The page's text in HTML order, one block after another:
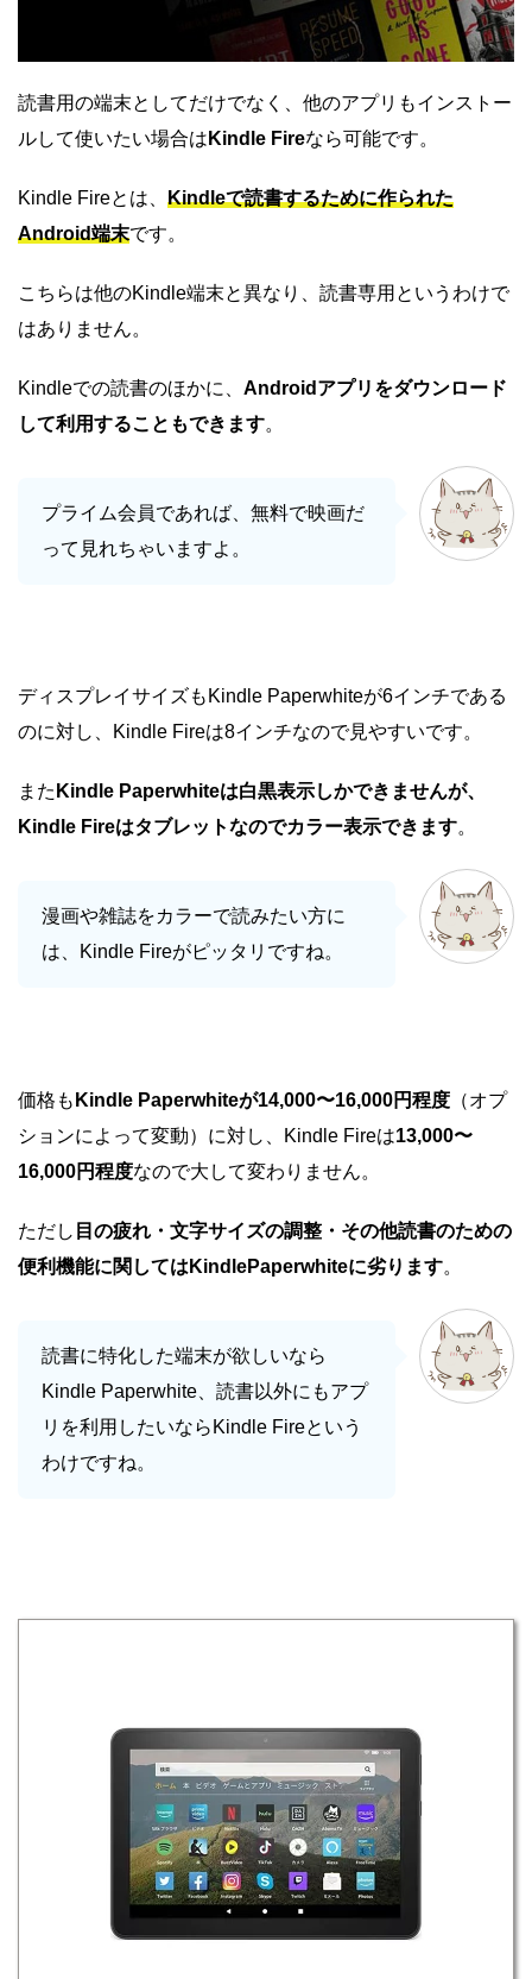
読書用の端末としてだけでなく、他のアプリもインストー
ルして使いたい場合は Kindle Fireなら可能です。
Kindle Fireとは、 Kindleで読書するために作られた
Android端末です。
こちらは他のKindle端末と異なり、読書専用というわけで
はありません。
Kindleでの読書のほかに、 Androidアプリをダウンロード
して利用することもできます。
プライム会員であれば、無料で映画だ
って見れちゃいますよ。
ディスプレイサイズもKindle Paperwhiteが6インチである
のに対し、Kindle Fireは8インチなので見やすいです。
また Kindle Paperwhiteは白黒表示しかできませんが、
Kindle Fireはタブレットなのでカラー表示できます。
漫画や雑誌をカラーで読みたい方に
は、Kindle Fireがピッタリですね。
価格も Kindle Paperwhiteが14,000〜16,000円程度 （オプ
ションによって変動）に対し、Kindle Fireは13,000〜
16,000円程度なので大して変わりません。
ただし 目の疲れ・文字サイズの調整・その他読書のための
便利機能に関してはKindlePaperwhiteに劣ります。
読書に特化した端末が欲しいなら
Kindle Paperwhite、読書以外にもアプ
リを利用したいならKindle Fireという
わけですね。